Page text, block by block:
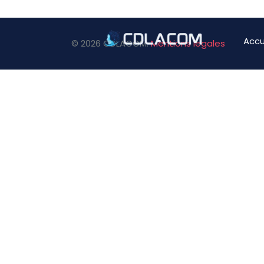
© 2026 CDLACOM.Mentions legales